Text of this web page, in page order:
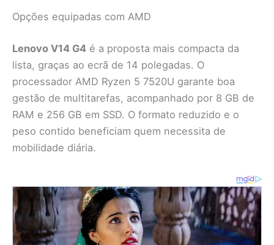
Opções equipadas com AMD
Lenovo V14 G4 é a proposta mais compacta da
lista, graças ao ecrã de 14 polegadas. O
processador AMD Ryzen 5 7520U garante boa
gestão de multitarefas, acompanhado por 8 GB de
RAM e 256 GB em SSD. O formato reduzido e o
peso contido beneficiam quem necessita de
mobilidade diária.